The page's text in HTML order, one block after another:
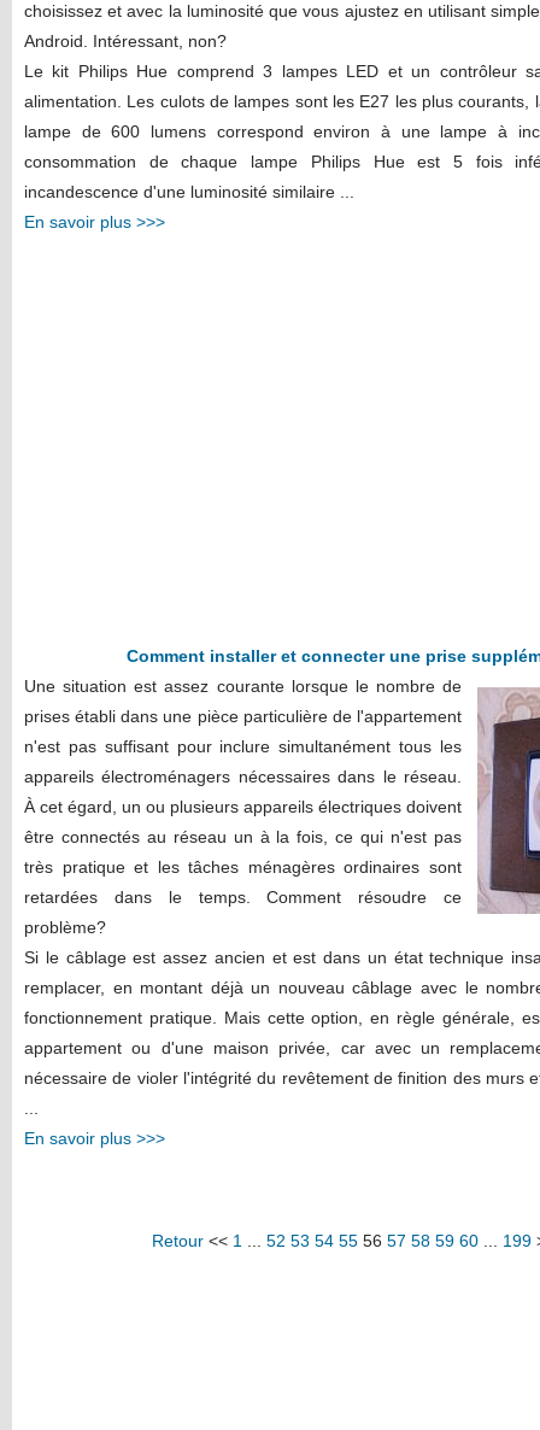
choisissez et avec la luminosité que vous ajustez en utilisant
Android. Intéressant, non?
Le kit Philips Hue comprend 3 lampes LED et un contrôleur
alimentation. Les culots de lampes sont les E27 les plus courants,
lampe de 600 lumens correspond environ à une lampe à
consommation de chaque lampe Philips Hue est 5 fois
incandescence d'une luminosité similaire ...
En savoir plus >>>
Comment installer et connecter une prise
Une situation est assez courante lorsque le nombre de
prises établi dans une pièce particulière de l'appartement
n'est pas suffisant pour inclure simultanément tous les
appareils électroménagers nécessaires dans le réseau.
À cet égard, un ou plusieurs appareils électriques doivent
être connectés au réseau un à la fois, ce qui n'est pas
très pratique et les tâches ménagères ordinaires sont
retardées dans le temps. Comment résoudre ce
problème?
Si le câblage est assez ancien et est dans un état technique
remplacer, en montant déjà un nouveau câblage avec le
fonctionnement pratique. Mais cette option, en règle générale,
appartement ou d'une maison privée, car avec un
nécessaire de violer l'intégrité du revêtement de finition des murs
En savoir plus >>>
Retour<< 1 52 53 54 55 56 57 58 59 60 199